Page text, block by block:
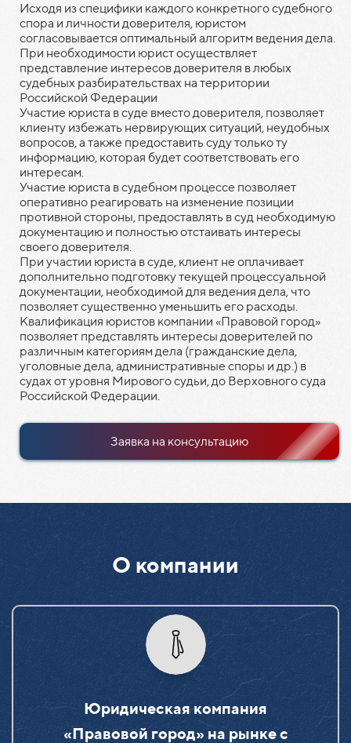
Исходя из специфики каждого конкретного судебного
спора и личности доверителя, юристом
согласовывается оптимальный алгоритм ведения дела.
При необходимости юрист осуществляет
представление интересов доверителя в любых
судебных разбирательствах на территории
Российской Федерации
Участие юриста в суде вместо доверителя, позволяет
клиенту избежать нервирующих ситуаций, неудобных
вопросов, а также предоставить суду только ту
информацию, которая будет соответствовать его
интересам.
Участие юриста в судебном процессе позволяет
оперативно реагировать на изменение позиции
противной стороны, предоставлять в суд необходимую
документацию и полностью отстаивать интересы
своего доверителя.
При участии юриста в суде, клиент не оплачивает
дополнительно подготовку текущей процессуальной
документации, необходимой для ведения дела, что
позволяет существенно уменьшить его расходы.
Квалификация юристов компании «Правовой город»
позволяет представлять интересы доверителей по
различным категориям дела (гражданские дела,
уголовные дела, административные споры и др.) в
судах от уровня Мирового судьи, до Верховного суда
Российской Федерации.
Заявка на консультацию
О компании
Юридическая компания
«Правовой город» на рынке c